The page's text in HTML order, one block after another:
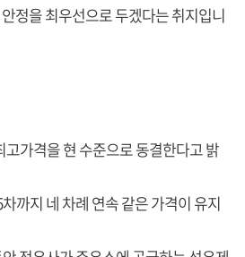
정을 최우선으로 두겠다는 취지입니
가격을 현 수준으로 동결한다고 밝
까지 네 차례 연속 같은 가격이 유지